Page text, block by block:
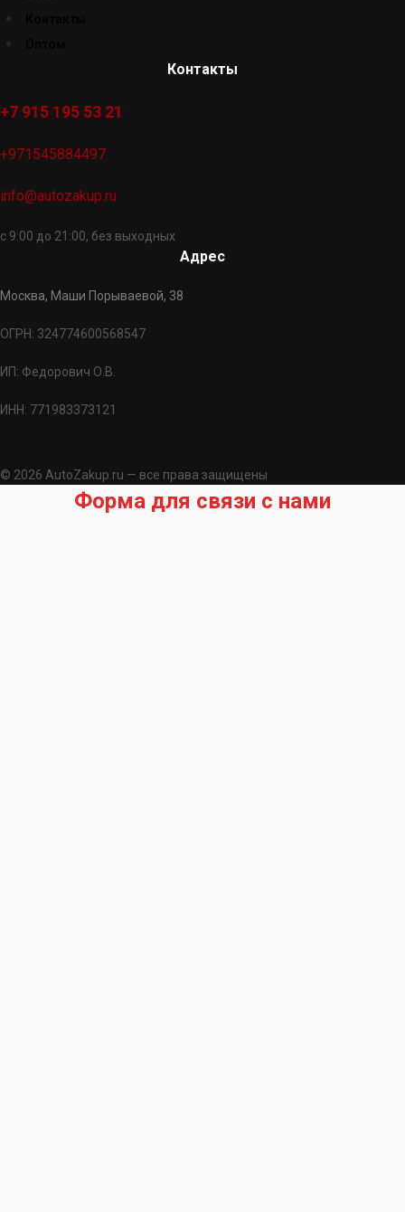
Контакты
+7 915 195 53 21
+971545884497
info@autozakup.ru
с 9:00 до 21:00, без выходных
Адрес
Москва, Маши Порываевой, 38
ОГРН: 324774600568547
ИП: Федорович О.В.
ИНН: 771983373121
© 2026 AutoZakup.ru — все права защищены
Форма для связи с нами